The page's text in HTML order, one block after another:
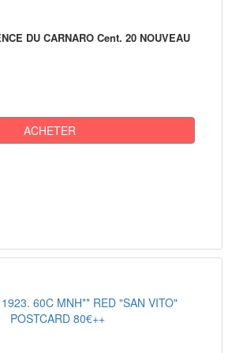
DU CARNARO Cent. 20 NOUVEAU
ACHETER